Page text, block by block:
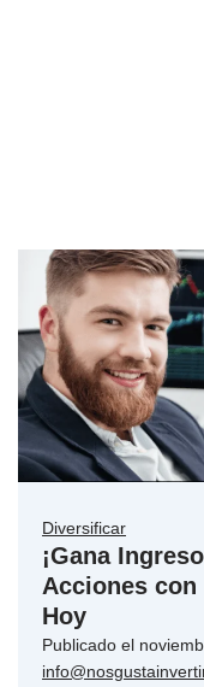
Diversificar
¡Gana
Acciones
Hoy
Publicado el